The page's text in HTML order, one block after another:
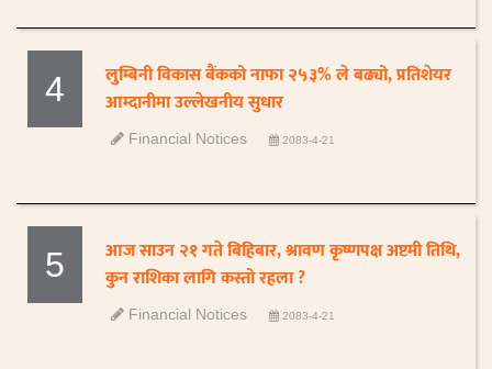
4
लुम्बिनी विकास बैंकको नाफा २५३% ले बढ्यो, प्रतिशेयर
आम्दानीमा उल्लेखनीय सुधार
Financial Notices 2083-4-21
5
आज साउन २१ गते बिहिबार, श्रावण कृष्णपक्ष अष्टमी तिथि,
कुन राशिका लागि कस्तो रहला ?
Financial Notices 2083-4-21